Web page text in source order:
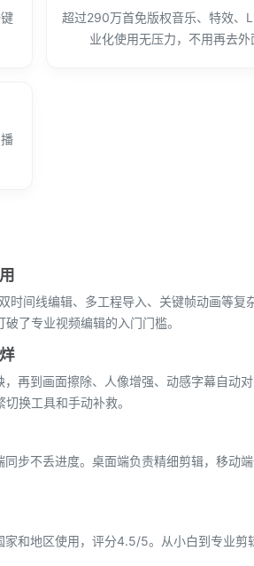
超过290万首免版权音乐、特效、
业化使用无压力，不用再去外
时间线编辑、多工程导入、关键帧动画等复
了专业视频编辑的入门门槛。
，再到画面擦除、人像增强、动感字幕自
换工具和手动补救。
步不丢进度。桌面端负责精细剪辑，移动
和地区使用，评分4.5/5。从小白到专业剪